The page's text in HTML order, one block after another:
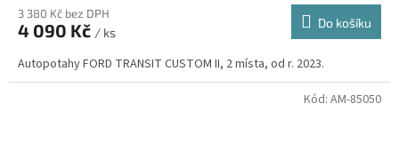
3 380 Kč bez DPH
4 090 Kč / ks
Do košíku
Autopotahy FORD TRANSIT CUSTOM II, 2 místa, od r. 2023.
Kód: AM-85050